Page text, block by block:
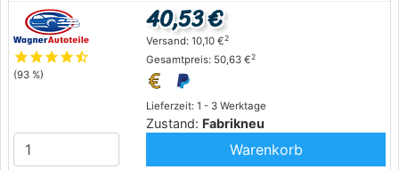
starstarstarstarstar_half
(93 %)
Lieferzeit: 1 - 3 Werktage
Zustand: Fabrikneu
40,53 €
Versand: 10,10 €2
Gesamtpreis: 50,63 €2
Warenkorb